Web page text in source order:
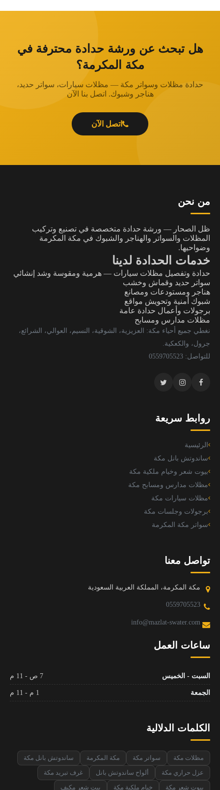
هل تبحث عن ورشة حدادة محترفة في
مكة المكرمة؟
حدادة مظلات وسواتر مكة — مظلات سيارات، سواتر حديد،
هناجر وشبوك. اتصل بنا الآن
اتصل الآن
من نحن
ظل الصحار — ورشة حدادة متخصصة في تصنيع وتركيب
المظلات والسواتر والهناجر والشبوك في مكة المكرمة
وضواحيها.
خدمات الحدادة لدينا
حدادة وتفصيل مظلات سيارات — هرمية ومقوسة وشد إنشائي
سواتر حديد وقماش وخشب
هناجر ومستودعات ومصانع
شبوك أمنية وتحويش مواقع
برجولات وأعمال حدادة عامة
مظلات مدارس ومسابح
نغطي جميع أحياء مكة: العزيزية، الشوقية، النسيم، العوالي، الشرائع،
جرول، والكعكية.
للتواصل: 0559705523
روابط سريعة
الرئيسية
ساندوتش بانل مكة
بيوت شعر وخيام ملكية مكة
مظلات مدارس ومسابح مكة
مظلات سيارات مكة
برجولات وجلسات مكة
سواتر مكة المكرمة
تواصل معنا
مكة المكرمة، المملكة العربية السعودية
0559705523
info@mazlat-swater.com
ساعات العمل
السبت - الخميس 7 ص - 11 م
الجمعة 1 م - 11 م
الكلمات الدلالية
مظلات مكة سواتر مكة مكة المكرمة
ساندوتش بانل مكة
عزل حراري مكة
ألواح ساندوتش بانل
غرف تبريد مكة
بيوت شعر مكة
خيام ملكية مكة بيت شعر مكيف